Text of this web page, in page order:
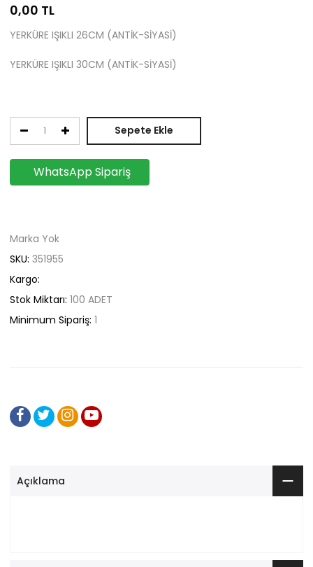
0,00 TL
YERKÜRE IŞIKLI 26CM (ANTİK-SİYASİ)
YERKÜRE IŞIKLI 30CM (ANTİK-SİYASİ)
Sepete Ekle
WhatsApp Sipariş
Marka Yok
SKU: 351955
Kargo:
Stok Miktarı: 100 ADET
Minimum Sipariş: 1
Açıklama